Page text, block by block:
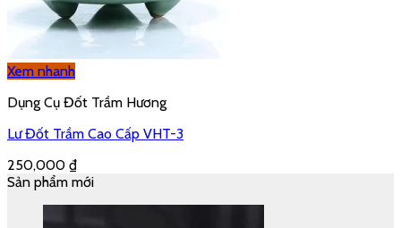
Xem nhanh
Dụng Cụ Đốt Trầm Hương
Lư Đốt Trầm Cao Cấp VHT-3
250,000 ₫
Sản phẩm mới